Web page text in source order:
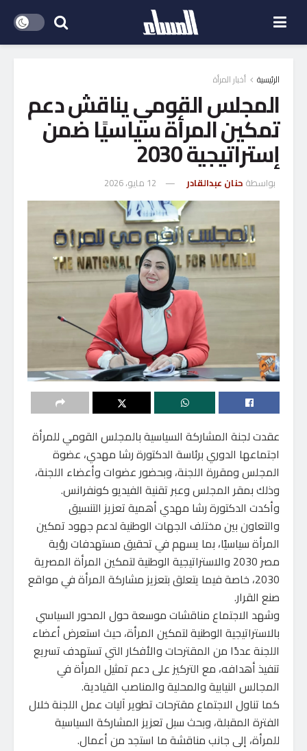
الرئيسية أخبار المرأة
المجلس القومي يناقش دعم
تمكين المرأة سياسيًا ضمن
إستراتيجية 2030
بواسطة حنان عبدالقادر 12 مايو، 2026
عقدت لجنة المشاركة السياسية بالمجلس القومي للمرأة
اجتماعها الدوري برئاسة الدكتورة رشا مهدي، عضوة
المجلس ومقررة اللجنة، وبحضور عضوات وأعضاء اللجنة،
وذلك بمقر المجلس وعبر تقنية الفيديو كونفرانس.
وأكدت الدكتورة رشا مهدي أهمية تعزيز التنسيق
والتعاون بين مختلف الجهات الوطنية لدعم جهود تمكين
المرأة سياسيًا، بما يسهم في تحقيق مستهدفات رؤية
مصر 2030 والاستراتيجية الوطنية لتمكين المرأة المصرية
2030، خاصة فيما يتعلق بتعزيز مشاركة المرأة في مواقع
صنع القرار.
وشهد الاجتماع مناقشات موسعة حول المحور السياسي
بالاستراتيجية الوطنية لتمكين المرأة، حيث استعرض أعضاء
اللجنة عددًا من المقترحات والأفكار التي تستهدف تسريع
تنفيذ أهدافه، مع التركيز على دعم تمثيل المرأة في
المجالس النيابية والمحلية والمناصب القيادية.
كما تناول الاجتماع مقترحات تطوير آليات عمل اللجنة خلال
الفترة المقبلة، وبحث سبل تعزيز المشاركة السياسية
للمرأة، إلى جانب مناقشة ما استجد من أعمال.